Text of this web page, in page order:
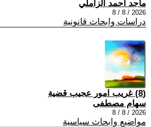
ماجد احمد الزاملي
2026 / 8 / 8
دراسات وابحاث قانونية
(8) غريب امور عجيب قضية
سهام مصطفى
2026 / 8 / 8
مواضيع وابحاث سياسية